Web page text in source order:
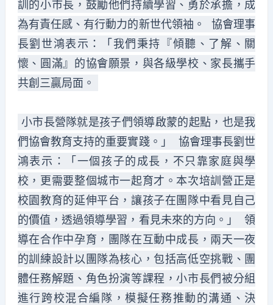
訓的小市長，鼓勵他們持續學習、勇於承擔，成
為有責任感、有行動力的新世代領袖。 協會理事
長劉世鴻表示：「我們秉持『傾聽、了解、關
懷、圓滿』的協會願景，與各級學校、家長攜手
共創三贏局面。
小市長營隊就是孩子們領導啟蒙的起點，也是我
們協會教育支持的重要實踐。」 協會理事長劉世
鴻表示：「一個孩子的成長，不只靠家庭與學
校，更需要整個城市一起育才。本次培訓營正是
校園教育的延伸平台，讓孩子在團隊中看見自己
的價值，透過領導學習，看見未來的方向。」 領
導在合作中孕育，團隊在互動中成長，兩天一夜
的訓練設計以團隊為核心，包括高低空挑戰、團
體任務解題、角色扮演等課程，小市長們被分組
進行跨校混合編隊，模擬任務推動的溝通、決